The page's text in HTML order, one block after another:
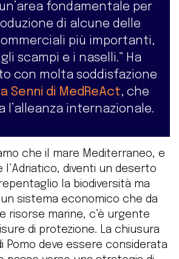
fondamentale per
di alcune delle
più importanti,
scampi e i naselli.” Ha
con molta soddisfazione
Senni di MedReAct, che
l’alleanza internazionale.
che il mare Mediterraneo, e
l’Adriatico, diventi un deserto
la biodiversità ma
sistema economico che da
risorse marine, c’è urgente
di protezione. La chiusura
Pomo deve essere considerata